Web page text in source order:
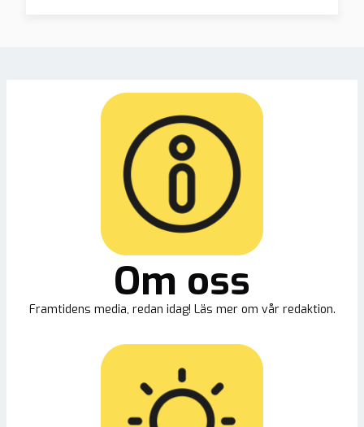
Om oss
Framtidens media, redan idag! Läs mer om vår redaktion.